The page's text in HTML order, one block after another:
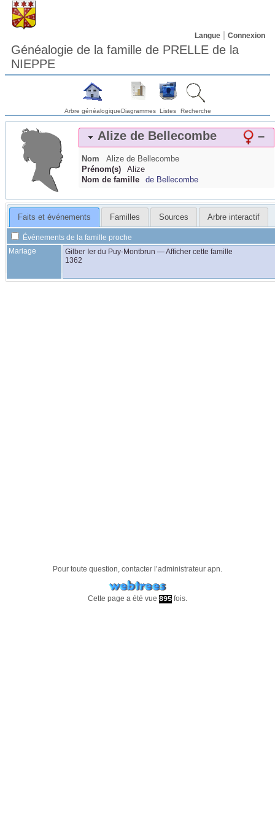
Langue Connexion
Généalogie de la famille de PRELLE de la
NIEPPE
Arbre généalogiqueDiagrammes Listes Recherche
Alize de Bellecombe –
Nom Alize de Bellecombe
Prénom(s)
Alize
Nom de famille
de Bellecombe
Faits et événements Familles Sources Arbre interactif
Événements de la famille proche
Mariage
Gilber Ier du Puy-Montbrun —Afficher cette famille
1362
Pour toute question, contacter l’administrateur apn.
Cette page a été vue 895 fois.